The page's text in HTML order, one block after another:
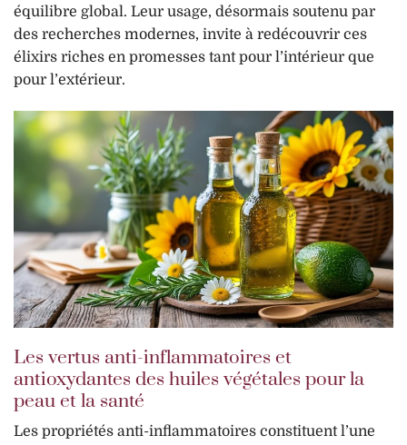
équilibre global. Leur usage, désormais soutenu par
des recherches modernes, invite à redécouvrir ces
élixirs riches en promesses tant pour l’intérieur que
pour l’extérieur.
Les vertus anti-inflammatoires et
antioxydantes des huiles végétales pour la
peau et la santé
Les propriétés anti-inflammatoires constituent l’une